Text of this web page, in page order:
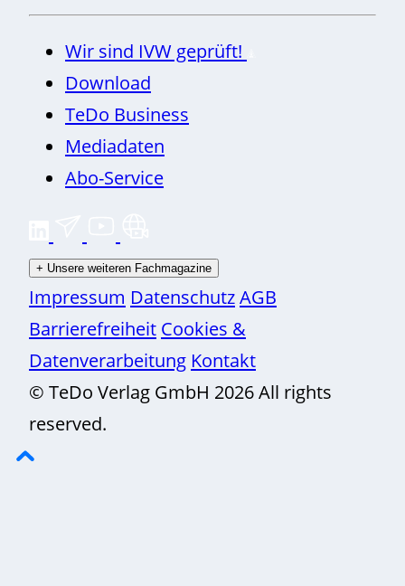
Wir sind IVW geprüft!
Download
TeDo Business
Mediadaten
Abo-Service
+ Unsere weiteren Fachmagazine
Impressum DatenschutzAGB
Barrierefreiheit Cookies &
Datenverarbeitung Kontakt
© TeDo Verlag GmbH 2026 All rights
reserved.